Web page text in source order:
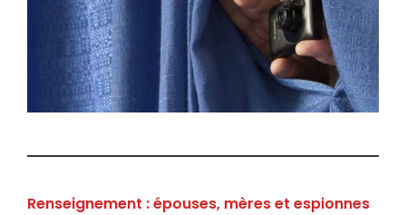
Renseignement : épouses, mères et espionnes